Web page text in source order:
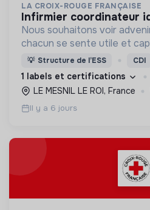
LA CROIX-ROUGE FRANÇAISE
infirmier coordinateur
Nous souhaitons voir
chacun se sente utile et
nous proposons des
d’engagement innovants et
💡 Structure de l’ESS CDI
1 labels et certifications
LE MESNIL LE ROI, France
Il y a 6 jours